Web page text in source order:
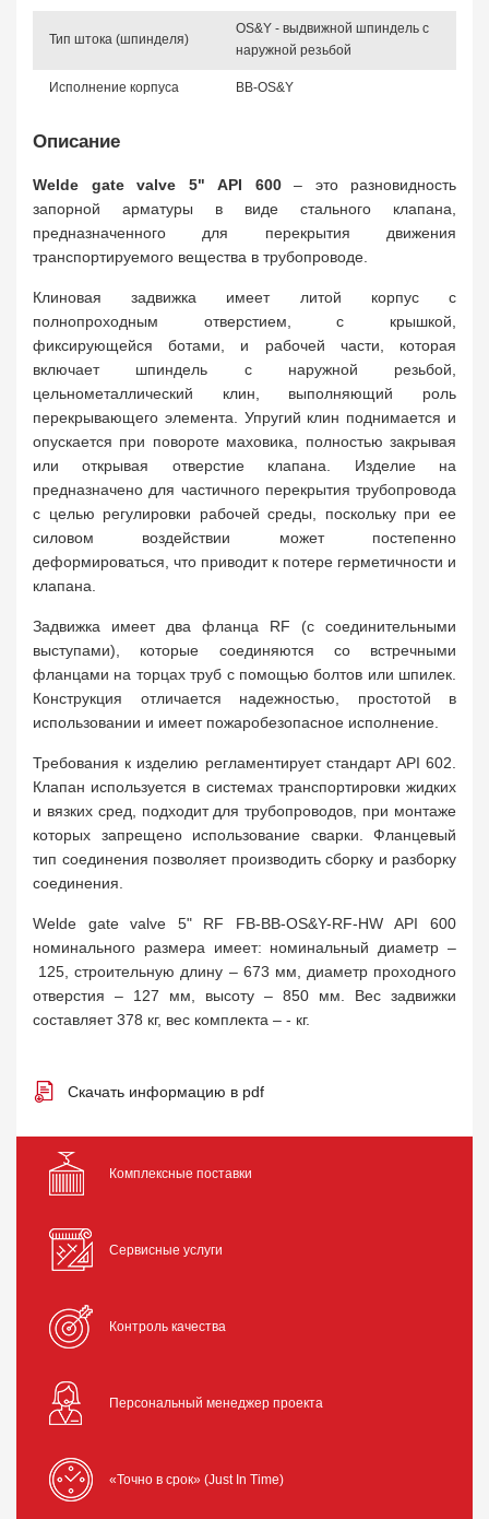
Тип штока (шпинделя)
OS&Y - выдвижной шпиндель с
наружной резьбой
Исполнение корпуса BB-OS&Y
Описание
Welde gate valve 5" API 600– это разновидность
запорной арматуры в виде стального клапана,
предназначенного для перекрытия движения
транспортируемого вещества в трубопроводе.
Клиновая задвижка имеет литой корпус с
полнопроходным отверстием, с крышкой,
фиксирующейся ботами, и рабочей части, которая
включает шпиндель с наружной резьбой,
цельнометаллический клин, выполняющий роль
перекрывающего элемента. Упругий клин поднимается и
опускается при повороте маховика, полностью закрывая
или открывая отверстие клапана. Изделие на
предназначено для частичного перекрытия трубопровода
с целью регулировки рабочей среды, поскольку при ее
силовом воздействии может постепенно
деформироваться, что приводит к потере герметичности и
клапана.
Задвижка имеет два фланца RF (с соединительными
выступами), которые соединяются со встречными
фланцами на торцах труб с помощью болтов или шпилек.
Конструкция отличается надежностью, простотой в
использовании и имеет пожаробезопасное исполнение.
Требования к изделию регламентирует стандарт API 602.
Клапан используется в системах транспортировки жидких
и вязких сред, подходит для трубопроводов, при монтаже
которых запрещено использование сварки. Фланцевый
тип соединения позволяет производить сборку и разборку
соединения.
Welde gate valve 5" RF FB-BB-OS&Y-RF-HW API 600
номинального размера имеет: номинальный диаметр –
125, строительную длину – 673 мм, диаметр проходного
отверстия – 127 мм, высоту – 850 мм. Вес задвижки
составляет 378 кг, вес комплекта – - кг.
Скачать информацию в pdf
Комплексные поставки
Сервисные услуги
Контроль качества
Персональный менеджер проекта
«Точно в срок» (Just In Time)